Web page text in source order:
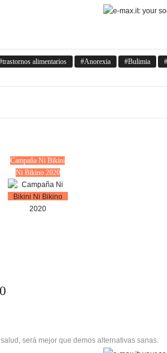
trastornos alimentarios Anorexia Bulimia
Campaña Ni Bikini
Ni Bikino 2020
será mejor que demos alternativas sanas.